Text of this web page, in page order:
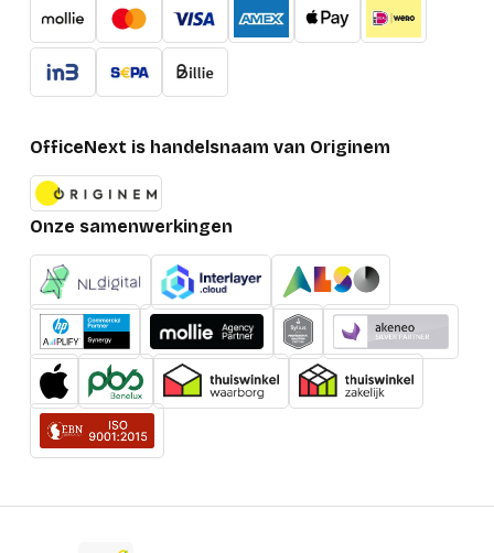
OfficeNext is handelsnaam van Originem
Onze samenwerkingen